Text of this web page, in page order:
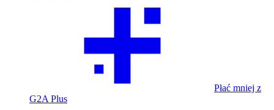
Płać mniej z
G2A Plus